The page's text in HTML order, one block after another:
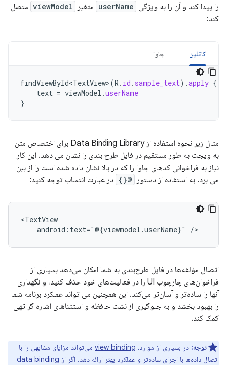
را پیدا کند و آن را به ویژگی userName متغیر viewModel متصل
کند:
کاتلین جاوا
findViewById<TextView>(R . id . sample_text).apply {
text = viewModel .userName
}
مثال زیر نحوه استفاده از Data Binding Library برای اختصاص متن
به ویجت به طور مستقیم در فایل طرح بندی را نشان می دهد. این کار
نیاز به فراخوانی کدهای جاوا را که در بالا نشان داده شده است را از بین
می برد. به استفاده از دستور
@{} در عبارت انتساب توجه کنید:
android:text="@{viewmodel.userName}"
اتصال مؤلفه‌ها در فایل طرح‌بندی به شما امکان می‌دهد بسیاری از
فراخوان‌های چارچوب UI را در فعالیت‌های خود حذف کنید، و نگهداری
آنها را ساده‌تر و آسان‌تر می‌کند. این همچنین می تواند عملکرد برنامه شما
را بهبود بخشد و به جلوگیری از نشت حافظه و استثناهای اشاره گر تهی
کمک کند.
توجه: در بسیاری از موارد، view binding می‌تواند مزایای مشابهی را با
اتصال داده‌ها با اجرای ساده‌تر و عملکرد بهتر ارائه دهد. اگر از data binding